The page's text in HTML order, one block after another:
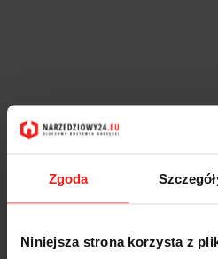
Zgoda
Niniejsza strona korzysta z
Symbol:KEN6028280K